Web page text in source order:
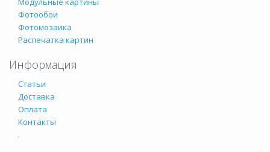
Фотообои
Фотомозаика
Распечатка картин
Информация
Статьи
Доставка
Оплата
Контакты
.